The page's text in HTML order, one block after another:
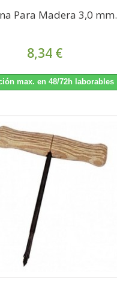
Para Madera 3,0 mm.
8,34 €
max. en 48/72h laborables